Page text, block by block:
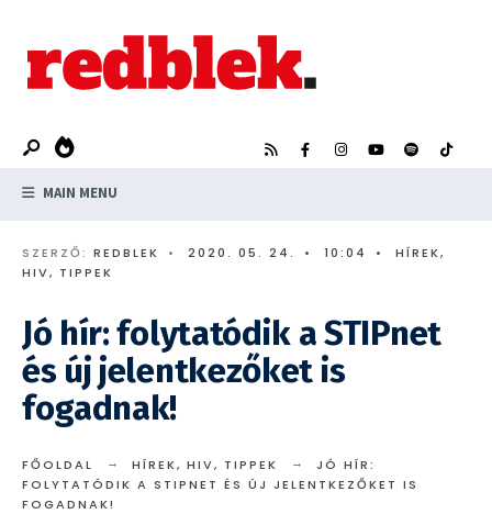
content
MAIN MENU
SZERZŐ: REDBLEK • 2020. 05. 24. • 10:04 • HÍREK,
HIV, TIPPEK
Jó hír: folytatódik a STIPnet
és új jelentkezőket is
fogadnak!
FŐOLDAL HÍREK, HIV, TIPPEK
JÓ HÍR:
FOLYTATÓDIK A STIPNET ÉS ÚJ JELENTKEZŐKET IS
FOGADNAK!